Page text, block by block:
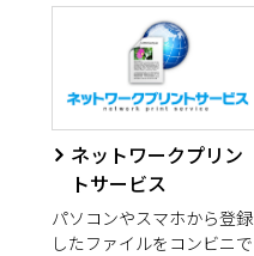
ネットワークプリン
トサービス
パソコンやスマホから登録
したファイルをコンビニで